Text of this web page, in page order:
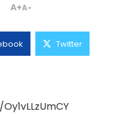
A+A-
Twitter